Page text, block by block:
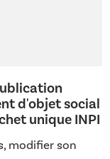
d'objet social
unique INPI
modifier son